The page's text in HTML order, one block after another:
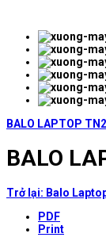
BALO LAPTOP
BALO
Trở lại: Balo
PDF
Print